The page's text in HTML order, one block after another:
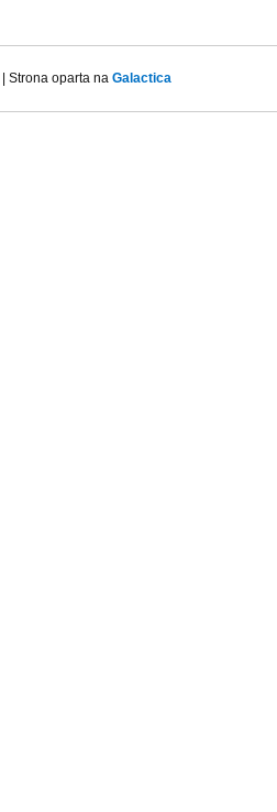
| Strona oparta na Galactica